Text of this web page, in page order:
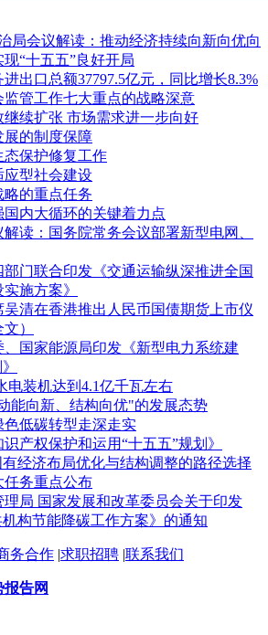
局会议解读：推动经济持续向新向优向
“十五五”良好开局
进出口总额37797.5亿元，同比增长8.3%
管工作七大重点的战略深意
续扩张 市场需求进一步向好
展的制度保障
保护修复工作
应型社会建设
略的重点任务
内大循环的关键着力点
读：国务院常务会议部署新型电网、
门联合印发《交通运输纵深推进全国
施方案》
清在香港推出人民币国债期货上市仪
）
、国家能源局印发《新型电力系统建
电装机达到4.1亿千瓦左右
能向新、结构向优"的发展态势
低碳转型走深走实
产权保护和运用“十五五”规划》
有经济布局优化与结构调整的路径选择
任务重点公布
理局 国家发展和改革委员会关于印发
机构节能降碳工作方案》的通知
务合作 |求职招聘 |联系我们
报告网